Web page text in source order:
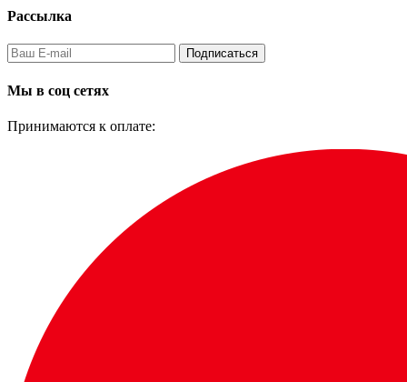
Рассылка
Подписаться
Мы в соц сетях
Принимаются к оплате: